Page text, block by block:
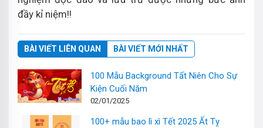
đầy kỉ niệm!!
BÀI VIẾT LIÊN QUAN BÀI VIẾT MỚI NHẤT
100 Mẫu Background Tất Niên Cho Sự
Kiện Cuối Năm
02/01/2025
100+ mẫu bao lì xì Tết 2025 Ất Tỵ